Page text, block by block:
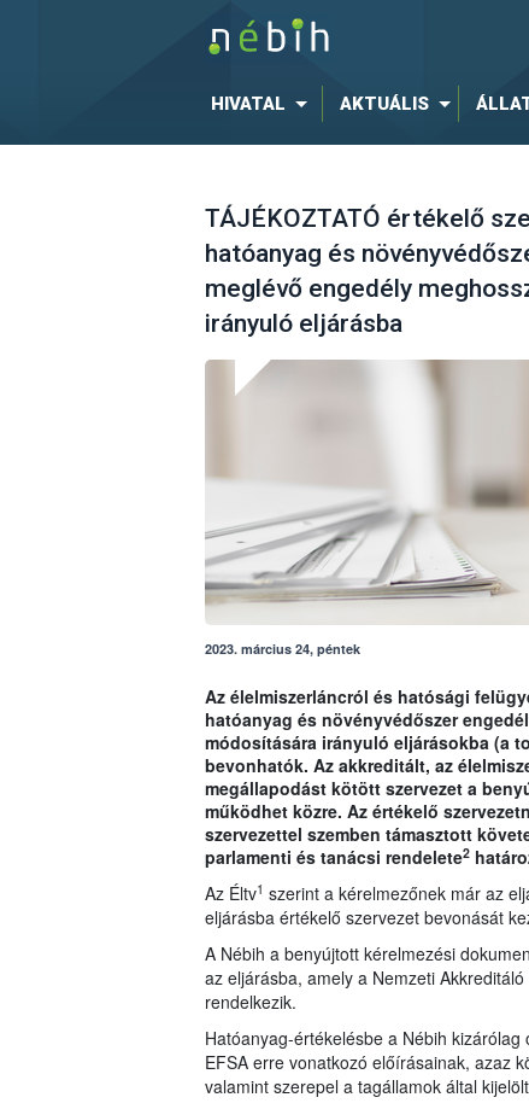
HIVATAL AKTUÁLIS
TÁJÉKOZTATÓ értékelő
hatóanyag és
meglévő engedély
irányuló eljárásba
2023. március 24, péntek
Az élelmiszerláncról és hatósági
hatóanyag és növényvédőszer
módosítására irányuló eljárásokba (a
bevonhatók. Az akkreditált, az
megállapodást kötött szervezet a
működhet közre. Az értékelő
szervezettel szemben támasztott
parlamenti és tanácsi rendelete2
Az Éltv1 szerint a kérelmezőnek már az
eljárásba értékelő szervezet bevonását
A Nébih a benyújtott kérelmezési
az eljárásba, amely a Nemzeti
rendelkezik.
Hatóanyag-értékelésbe a Nébih
EFSA erre vonatkozó előírásainak, azaz
valamint szerepel a tagállamok által